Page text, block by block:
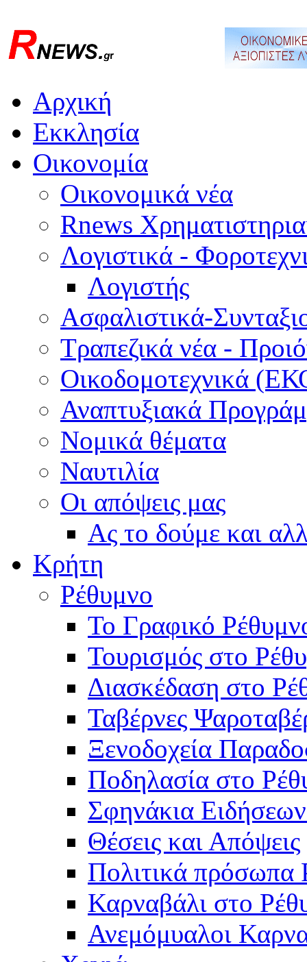
Αρχική
Εκκλησία
Οικονομία
Οικονομικά νέα
Rnews
Λογιστικά -
Λογιστής
Ασφαλιστικά-
Τραπεζικά νέα -
Οικοδομοτεχνικά
Αναπτυξιακά
Νομικά θέματα
Ναυτιλία
Οι απόψεις μας
Ας το δούμε και
Κρήτη
Ρέθυμνο
Το Γραφικό
Τουρισμός στο
Διασκέδαση στο
Ταβέρνες
Ξενοδοχεία
Ποδηλασία στο
Σφηνάκια
Θέσεις και Απόψεις
Πολιτικά πρόσωπα
Καρναβάλι στο
Ανεμόμυαλοι